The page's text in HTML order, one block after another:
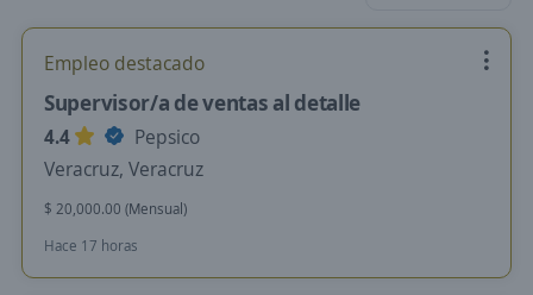
Empleo destacado
Supervisor/a de ventas al detalle
4.4
Pepsico
Veracruz, Veracruz
$ 20,000.00 (Mensual)
Hace 17 horas